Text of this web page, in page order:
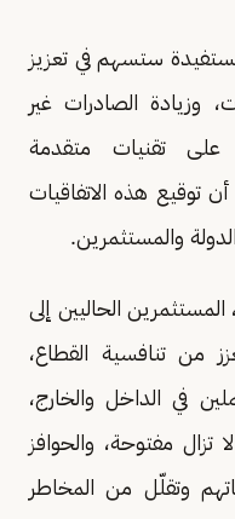
ستسهم في تعزيز
وزيادة الصادرات غير
على تقنيات متقدمة
توقيع هذه الاتفاقيات
والمستثمرين.
المستثمرين الحاليين إلى
من تنافسية القطاع،
في الداخل والخارج،
تزال مفتوحة، والحوافز
وتقلّل من المخاطر